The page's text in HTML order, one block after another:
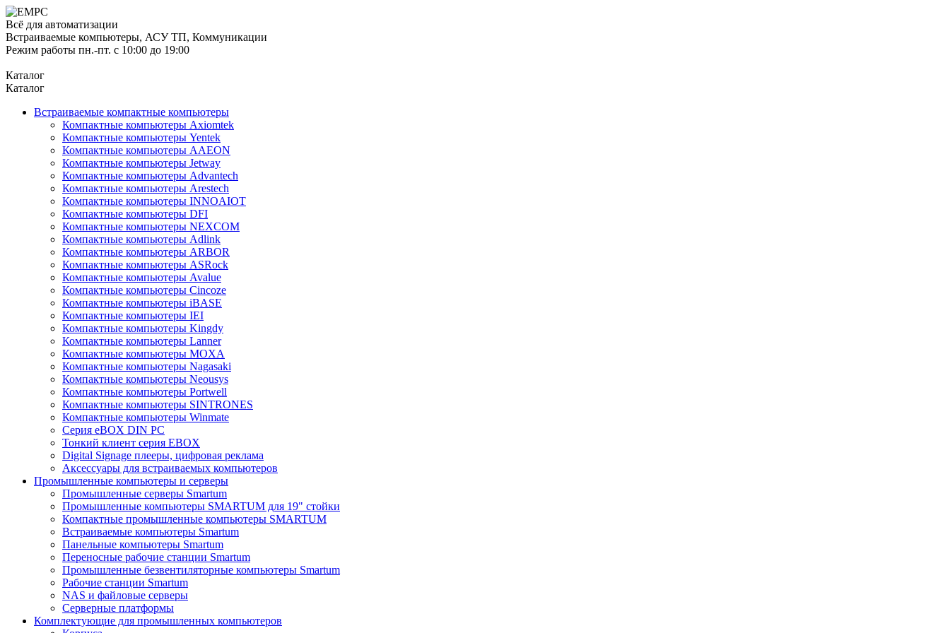
Всё для автоматизации
Встраиваемые компьютеры, АСУ ТП, Коммуникации
Режим работы пн.-пт. с 10:00 до 19:00
Каталог
Каталог
Встраиваемые компактные компьютеры
Компактные компьютеры Axiomtek
Компактные компьютеры Yentek
Компактные компьютеры AAEON
Компактные компьютеры Jetway
Компактные компьютеры Advantech
Компактные компьютеры Arestech
Компактные компьютеры INNOAIOT
Компактные компьютеры DFI
Компактные компьютеры NEXCOM
Компактные компьютеры Adlink
Компактные компьютеры ARBOR
Компактные компьютеры ASRock
Компактные компьютеры Avalue
Компактные компьютеры Cincoze
Компактные компьютеры iBASE
Компактные компьютеры IEI
Компактные компьютеры Kingdy
Компактные компьютеры Lanner
Компактные компьютеры MOXA
Компактные компьютеры Nagasaki
Компактные компьютеры Neousys
Компактные компьютеры Portwell
Компактные компьютеры SINTRONES
Компактные компьютеры Winmate
Серия eBOX DIN PC
Тонкий клиент серия EBOX
Digital Signage плееры, цифровая реклама
Аксессуары для встраиваемых компьютеров
Промышленные компьютеры и серверы
Промышленные серверы Smartum
Промышленные компьютеры SMARTUM для 19" стойки
Компактные промышленные компьютеры SMARTUM
Встраиваемые компьютеры Smartum
Панельные компьютеры Smartum
Переносные рабочие станции Smartum
Промышленные безвентиляторные компьютеры Smartum
Рабочие станции Smartum
NAS и файловые серверы
Серверные платформы
Комплектующие для промышленных компьютеров